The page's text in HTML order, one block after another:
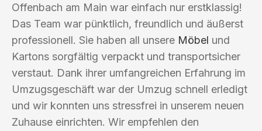
Offenbach am Main war einfach nur erstklassig!
Das Team war pünktlich, freundlich und äußerst
professionell. Sie haben all unsere Möbel und
Kartons sorgfältig verpackt und transportsicher
verstaut. Dank ihrer umfangreichen Erfahrung im
Umzugsgeschäft war der Umzug schnell erledigt
und wir konnten uns stressfrei in unserem neuen
Zuhause einrichten. Wir empfehlen den